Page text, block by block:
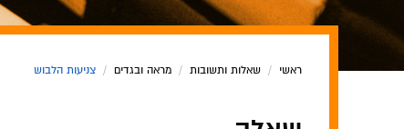
ראשי / שאלות ותשובות / מראה ובגדים / צניעות הלבוש